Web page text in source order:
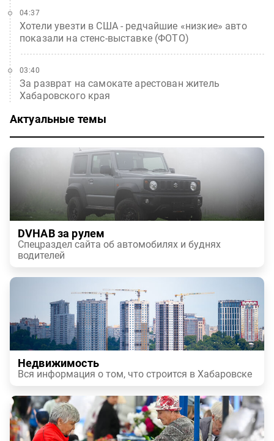
Хотели увезти в США - редчайшие «низкие» авто
показали на стенс-выставке (ФОТО)
04:37
За разврат на самокате арестован житель
Хабаровского края
03:40
Актуальные темы
DVHAB за рулем
Спецраздел сайта об автомобилях и буднях
водителей
Недвижимость
Вся информация о том, что строится в Хабаровске